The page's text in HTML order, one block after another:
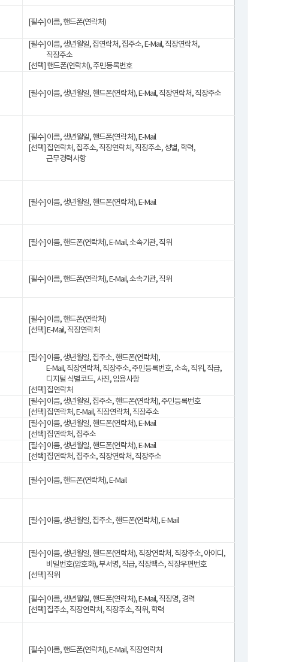
[필수] 이름, 핸드폰(연락처)
[필수] 이름, 생년월일, 집연락처, 집주소, E-Mail, 직장연락처,
직장주소
[선택] 핸드폰(연락처), 주민등록번호
[필수] 이름, 생년월일, 핸드폰(연락처), E-Mail, 직장연락처, 직장주소
[필수] 이름, 생년월일, 핸드폰(연락처), E-Mail
[선택] 집연락처, 집주소, 직장연락처, 직장주소, 성별, 학력,
근무경력사항
[필수] 이름, 생년월일, 핸드폰(연락처), E-Mail
[필수] 이름, 핸드폰(연락처), E-Mail, 소속기관, 직위
[필수] 이름, 핸드폰(연락처), E-Mail, 소속기관, 직위
[필수] 이름, 핸드폰(연락처)
[선택] E-Mail, 직장연락처
[필수] 이름, 생년월일, 집주소, 핸드폰(연락처),
E-Mail, 직장연락처, 직장주소, 주민등록번호, 소속, 직위, 직급,
디지털 식별코드, 사진, 임용사항
[선택] 집연락처
[필수] 이름, 생년월일, 집주소, 핸드폰(연락처), 주민등록번호
[선택] 집연락처, E-Mail, 직장연락처, 직장주소
[필수] 이름, 생년월일, 핸드폰(연락처), E-Mail
[선택] 집연락처, 집주소
[필수] 이름, 생년월일, 핸드폰(연락처), E-Mail
[선택] 집연락처, 집주소, 직장연락처, 직장주소
[필수] 이름, 핸드폰(연락처), E-Mail
[필수] 이름, 생년월일, 집주소, 핸드폰(연락처), E-Mail
[필수] 이름, 생년월일, 핸드폰(연락처), 직장연락처, 직장주소, 아이디,
비밀번호(암호화), 부서명, 직급, 직장팩스, 직장우편번호
[선택] 직위
[필수] 이름, 생년월일, 핸드폰(연락처), E-Mail, 직장명, 경력
[선택] 집주소, 직장연락처, 직장주소, 직위, 학력
[필수] 이름, 핸드폰(연락처), E-Mail, 직장연락처